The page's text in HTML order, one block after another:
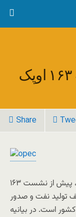
Share
به گزارش دويچه وله، رستم قاسمی، وزیر نفت، پیش از نشست ۱۶۳
تولید نفت و صدور
است. در بیانیه